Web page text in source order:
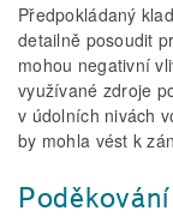
Předpokládaný
detailně posoudit
mohou negativní
využívané zdroje
v údolních nivách
by mohla vést k
Poděkování